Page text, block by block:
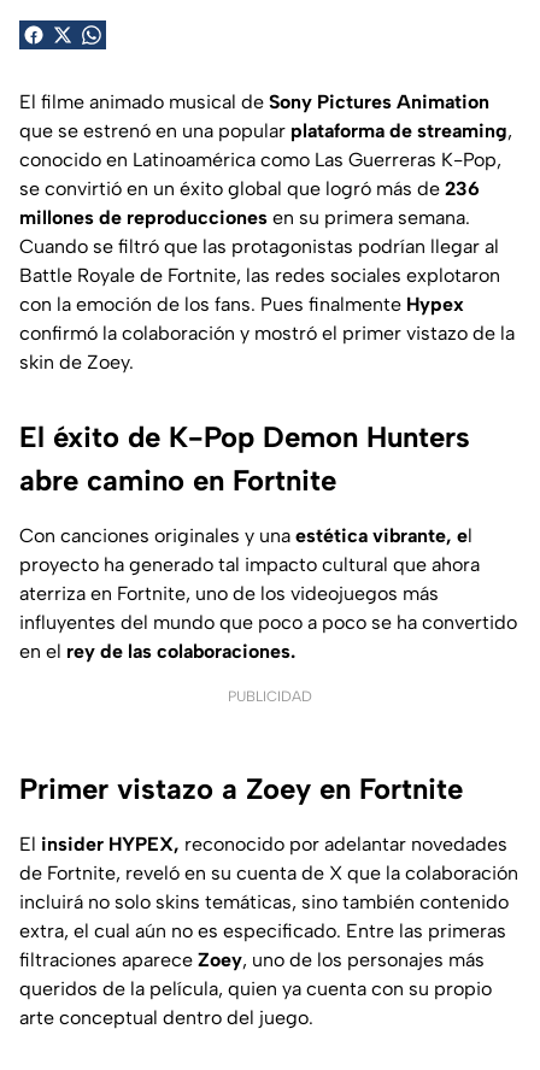
El filme animado musical de Sony Pictures Animation
que se estrenó en una popular plataforma de streaming,
conocido en Latinoamérica como Las Guerreras K-Pop,
se convirtió en un éxito global que logró más de 236
millones de reproducciones en su primera semana.
Cuando se filtró que las protagonistas podrían llegar al
Battle Royale de Fortnite, las redes sociales explotaron
con la emoción de los fans. Pues finalmente Hypex
confirmó la colaboración y mostró el primer vistazo de la
skin de Zoey.
El éxito de K-Pop Demon Hunters
abre camino en Fortnite
Con canciones originales y una estética vibrante, el
proyecto ha generado tal impacto cultural que ahora
aterriza en Fortnite, uno de los videojuegos más
influyentes del mundo que poco a poco se ha convertido
en el rey de las colaboraciones.
PUBLICIDAD
Primer vistazo a Zoey en Fortnite
El insider HYPEX, reconocido por adelantar novedades
de Fortnite, reveló en su cuenta de X que la colaboración
incluirá no solo skins temáticas, sino también contenido
extra, el cual aún no es especificado. Entre las primeras
filtraciones aparece Zoey, uno de los personajes más
queridos de la película, quien ya cuenta con su propio
arte conceptual dentro del juego.